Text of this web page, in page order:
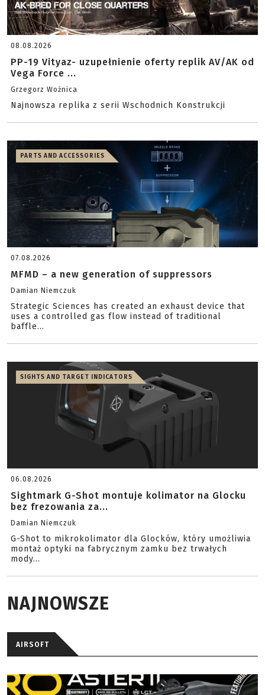
08.08.2026
PP-19 Vityaz- uzupełnienie oferty replik AV/AK od
Vega Force ...
Grzegorz Woźnica
Najnowsza replika z serii Wschodnich Konstrukcji
PARTS AND ACCESSORIES
07.08.2026
MFMD – a new generation of suppressors
Damian Niemczuk
Strategic Sciences has created an exhaust device that
uses a controlled gas flow instead of traditional
baffle...
SIGHTS AND TARGET INDICATORS
06.08.2026
Sightmark G-Shot montuje kolimator na Glocku
bez frezowania za...
Damian Niemczuk
G-Shot to mikrokolimator dla Glocków, który umożliwia
montaż optyki na fabrycznym zamku bez trwałych
mody...
NAJNOWSZE
AIRSOFT